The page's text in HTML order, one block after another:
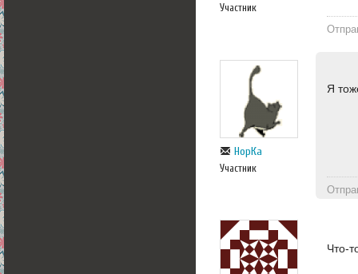
Участник
НорКа
Участник
Я
Что-